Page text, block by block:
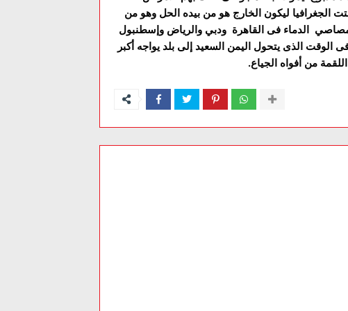
الجغرافيا ليكون الخارج هو من بيده الحل وهو من
الدماء فى القاهرة ودبي والرياض وإسطنبول
الوقت الذى يتحول اليمن السعيد إلى بلد يواجه أكبر
من أفواه الجياع.